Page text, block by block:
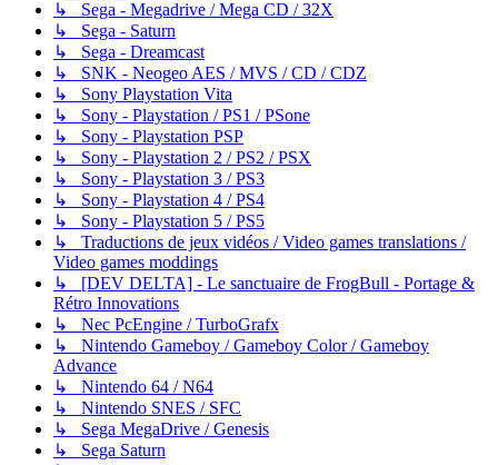
↳ Sega - Megadrive / Mega CD / 32X
↳ Sega - Saturn
↳ Sega - Dreamcast
↳ SNK - Neogeo AES / MVS / CD / CDZ
↳ Sony Playstation Vita
↳ Sony - Playstation / PS1 / PSone
↳ Sony - Playstation PSP
↳ Sony - Playstation 2 / PS2 / PSX
↳ Sony - Playstation 3 / PS3
↳ Sony - Playstation 4 / PS4
↳ Sony - Playstation 5 / PS5
↳ Traductions de jeux vidéos / Video games translations /
Video games moddings
↳ [DEV DELTA] - Le sanctuaire de FrogBull - Portage &
Rétro Innovations
↳ Nec PcEngine / TurboGrafx
↳ Nintendo Gameboy / Gameboy Color / Gameboy
Advance
↳ Nintendo 64 / N64
↳ Nintendo SNES / SFC
↳ Sega MegaDrive / Genesis
↳ Sega Saturn